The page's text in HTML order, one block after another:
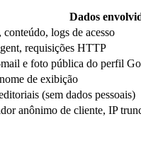
Dados
conteúdo, logs de acesso
requisições HTTP
e foto pública do perfil
de exibição
(sem dados pessoais)
anônimo de cliente, IP